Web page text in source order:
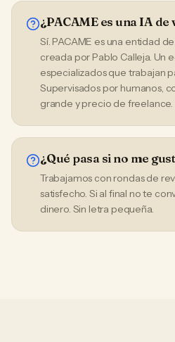
¿PACAME es una IA de
Sí. PACAME es una entidad
creada por Pablo Calleja. Un
especializados que trabajan
Supervisados por humanos,
grande y precio de freelance.
¿Qué pasa si no me
Trabajamos con rondas de
satisfecho. Si al final no te
dinero. Sin letra pequeña.